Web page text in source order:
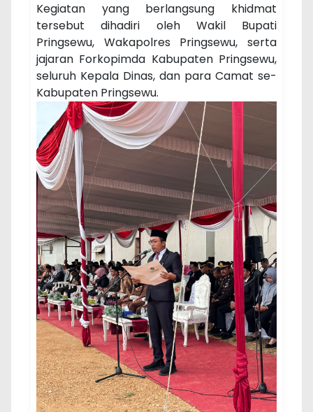
Kegiatan yang berlangsung khidmat
tersebut dihadiri oleh Wakil Bupati
Pringsewu, Wakapolres Pringsewu, serta
jajaran Forkopimda Kabupaten Pringsewu,
seluruh Kepala Dinas, dan para Camat se-
Kabupaten Pringsewu.